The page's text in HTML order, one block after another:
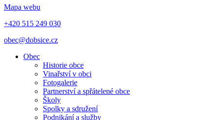
Mapa webu
+420 515 249 030
obec@dobsice.cz
Obec
Historie obce
Vinařství v obci
Fotogalerie
Partnerství a spřátelené obce
Školy
Spolky a sdružení
Podnikání a služby